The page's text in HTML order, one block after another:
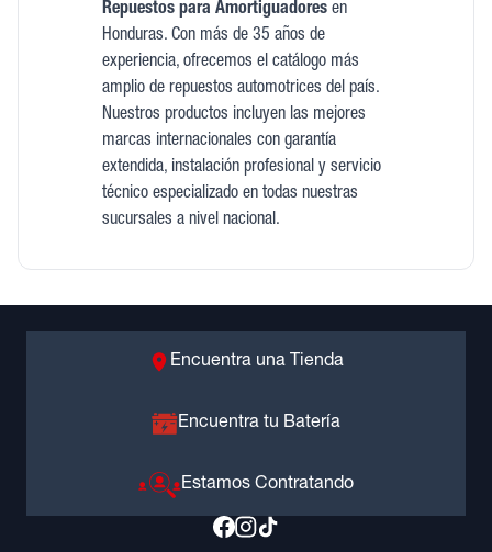
Repuestos para Amortiguadoresen
Honduras. Con más de 35 años de
experiencia, ofrecemos el catálogo más
amplio de repuestos automotrices del país.
Nuestros productos incluyen las mejores
marcas internacionales con garantía
extendida, instalación profesional y servicio
técnico especializado en todas nuestras
sucursales a nivel nacional.
Encuentra una Tienda
Encuentra tu Batería
Estamos Contratando